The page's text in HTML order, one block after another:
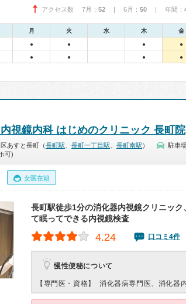
アクセス数 7月： 52 | 6月： 50 | 年間：
月 火 水 木 金
● ● ● ●
● ● ● ●
視鏡内科 はじめのクリニック 長町院
あすと長町（長町駅 長町一丁目駅 長町南駅 ） 駐車
可)
女医在籍
長町駅徒歩1分の消化器内視鏡クリニッ
て眠ってできる内視鏡検査
4.24 口コミ4件
慢性便秘について
【専門医・資格】 消化器病専門医、消化器